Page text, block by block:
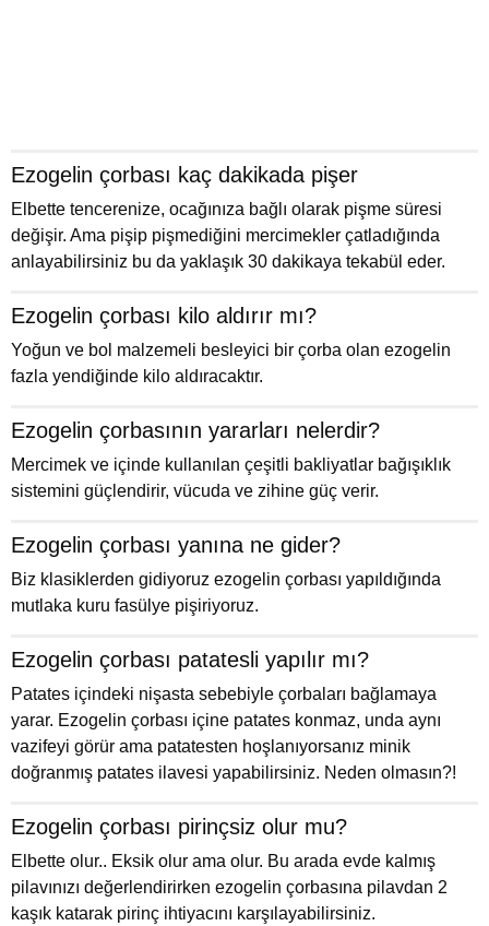
Ezogelin çorbası kaç dakikada pişer
Elbette tencerenize, ocağınıza bağlı olarak pişme süresi
değişir. Ama pişip pişmediğini mercimekler çatladığında
anlayabilirsiniz bu da yaklaşık 30 dakikaya tekabül eder.
Ezogelin çorbası kilo aldırır mı?
Yoğun ve bol malzemeli besleyici bir çorba olan ezogelin
fazla yendiğinde kilo aldıracaktır.
Ezogelin çorbasının yararları nelerdir?
Mercimek ve içinde kullanılan çeşitli bakliyatlar bağışıklık
sistemini güçlendirir, vücuda ve zihine güç verir.
Ezogelin çorbası yanına ne gider?
Biz klasiklerden gidiyoruz ezogelin çorbası yapıldığında
mutlaka kuru fasülye pişiriyoruz.
Ezogelin çorbası patatesli yapılır mı?
Patates içindeki nişasta sebebiyle çorbaları bağlamaya
yarar. Ezogelin çorbası içine patates konmaz, unda aynı
vazifeyi görür ama patatesten hoşlanıyorsanız minik
doğranmış patates ilavesi yapabilirsiniz. Neden olmasın?!
Ezogelin çorbası pirinçsiz olur mu?
Elbette olur.. Eksik olur ama olur. Bu arada evde kalmış
pilavınızı değerlendirirken ezogelin çorbasına pilavdan 2
kaşık katarak pirinç ihtiyacını karşılayabilirsiniz.